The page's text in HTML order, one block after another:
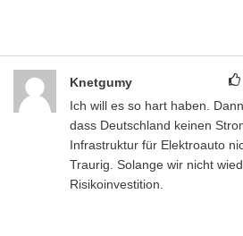
Knetgumy
Ich will es so hart haben.
dass Deutschland keinen
Infrastruktur für Elektroauto
Traurig. Solange wir nicht
Risikoinvestition.